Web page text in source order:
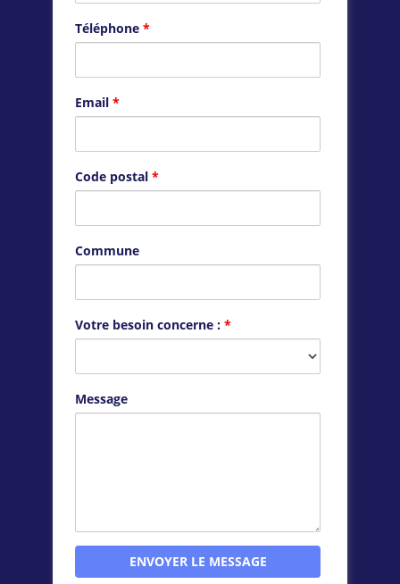
Téléphone *
Email *
Code postal *
Commune
Votre besoin concerne : *
Message